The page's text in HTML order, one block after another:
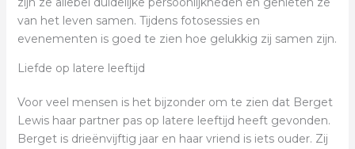
van het leven samen. Tijdens fotosessies en
evenementen is goed te zien hoe gelukkig zij samen zijn.
Liefde op latere leeftijd
Voor veel mensen is het bijzonder om te zien dat Berget
Lewis haar partner pas op latere leeftijd heeft gevonden.
Berget is drieënvijftig jaar en haar vriend is iets ouder. Zij